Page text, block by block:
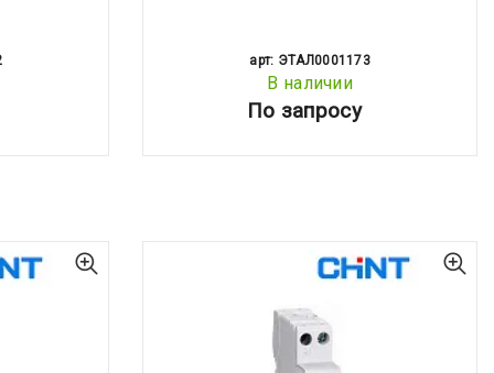
арт: ЭТАЛ0001173
В наличии
По запросу